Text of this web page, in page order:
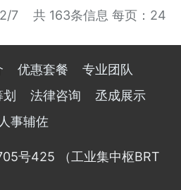
2/7 每页：24
共 163条信息
优惠套餐
专业团队
法律咨询
丞成展示
人事辅佐
号425 （工业集中枢BRT